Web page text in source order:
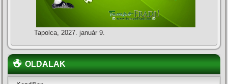
Tapolca, 2027. január 9.
OLDALAK